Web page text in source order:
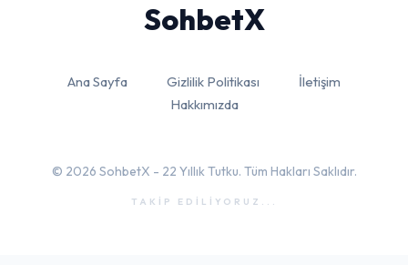
SohbetX
Ana Sayfa Gizlilik Politikası
İletişim
Hakkımızda
© 2026 SohbetX - 22 Yıllık Tutku. Tüm Hakları Saklıdır.
TAKİP EDİLİYORUZ...